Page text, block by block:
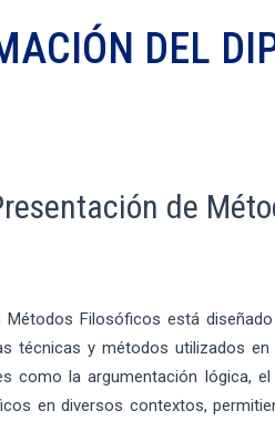
DEL
de
Métodos Filosóficos está
técnicas y métodos utilizados
como la argumentación lógica,
en diversos contextos,